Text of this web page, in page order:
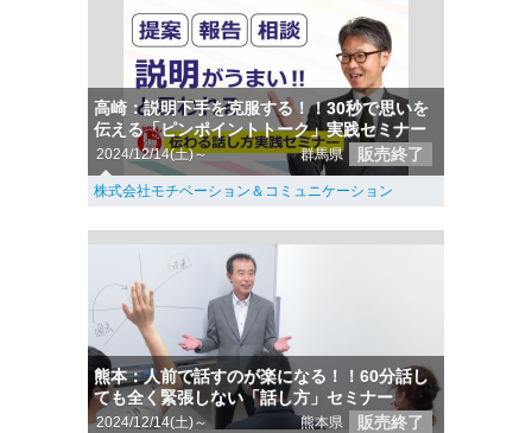
高崎：説明下手を克服する！！30秒で思いを
伝える「ピンポイントトーク」実践セミナー
2024/12/14(土)～ 群馬県 販売終了
株式会社モチベーション＆コミュニケーション
熊本：人前で話すのが楽になる！！60分話し
ても全く緊張しない「話し方」セミナー
2024/12/14(土)～ 熊本県 販売終了